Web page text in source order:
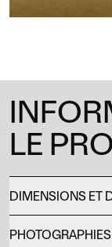
LE
DIMENSIONS ET
PHOTOGRAPHIES